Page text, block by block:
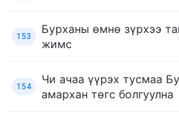
153
Бурханы өмнө зүрхээ
жимс
154
Чи ачаа үүрэх тусмаа
амархан төгс болгуулна